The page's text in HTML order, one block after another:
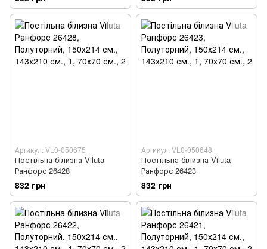
Артикул: VL0-050675
Постільна білизна Viluta
Ранфорс 26428
832 грн
Артикул: VL0-050648
Постільна білизна Viluta
Ранфорс 26423
832 грн